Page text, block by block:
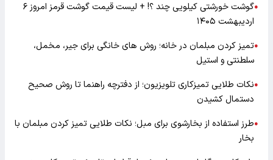
●
گوشت خورشتی کیلویی چند ؟! + لیست قیمت گوشت قرمز امروز ۶
اردیبهشت ۱۴۰۵
●تمیز کردن مبلمان در خانه؛ روش های خانگی برای جیر، مخمل،
سلطنتی و استیل
●نکات طلایی تمیزکاری تلویزیون؛ از دفترچه راهنما تا روش صحیح
دستمال کشیدن
●طرز استفاده از بخارشوی برای مبل؛ نکات طلایی تمیز کردن مبلمان با
بخار